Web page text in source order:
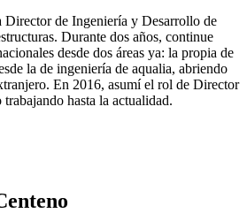
de Ingeniería y Desarrollo de
Durante dos años, continue
desde dos áreas ya: la propia de
la de ingeniería de aqualia, abriendo
En 2016, asumí el rol de Director
hasta la actualidad.